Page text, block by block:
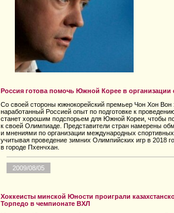
Россия готова помочь Южной Корее в
Со своей стороны южнокорейский премьер Чон Хон Вон
наработанный Россией опыт по подготовке к
станет хорошим подспорьем для Южной Кореи, чтобы
к своей Олимпиаде. Представители стран намерены
и мнениями по организации международных спортивных
учитывая проведение зимних Олимпийских игр в 2018
в городе Пхенчхан.
2009/08/05
Хоккеисты минской Юности проиграли
Торпедо в чемпионате ВХЛ